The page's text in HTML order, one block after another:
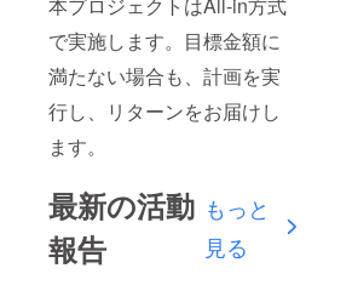
本プロジェクトはAll-in方式
で実施します。目標金額に
満たない場合も、計画を実
行し、リターンをお届けし
ます。
最新の活動
報告
もっと
見る